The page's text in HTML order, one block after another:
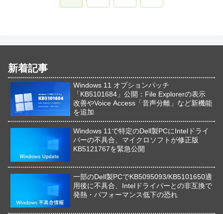
新着記事
Windows 11 オプションパッチ
「KB5101684」公開：File Explorerの表示
改善やVoice Access「音声分離」など新機能
を追加
Windows 11で特定のDell製PCにIntelドライ
バーの不具合、マイクロソフトが修正版
KB5121767を緊急公開
一部のDell製PCでKB5095093/KB5101650適
用後に不具合、Intelドライバーとの非互換で
発熱・パフォーマンス低下の恐れ